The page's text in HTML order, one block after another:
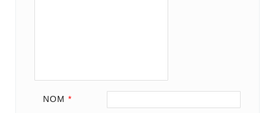
NOM *